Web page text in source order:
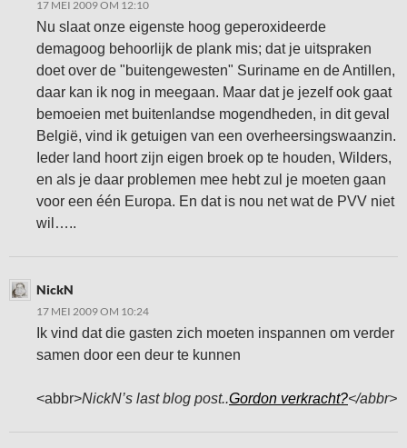
17 MEI 2009 OM 12:10
Nu slaat onze eigenste hoog geperoxideerde
demagoog behoorlijk de plank mis; dat je uitspraken
doet over de "buitengewesten" Suriname en de Antillen,
daar kan ik nog in meegaan. Maar dat je jezelf ook gaat
bemoeien met buitenlandse mogendheden, in dit geval
België, vind ik getuigen van een overheersingswaanzin.
Ieder land hoort zijn eigen broek op te houden, Wilders,
en als je daar problemen mee hebt zul je moeten gaan
voor een één Europa. En dat is nou net wat de PVV niet
wil…..
NickN
17 MEI 2009 OM 10:24
Ik vind dat die gasten zich moeten inspannen om verder
samen door een deur te kunnen
<abbr>NickN’s last blog post..Gordon verkracht?</abbr>